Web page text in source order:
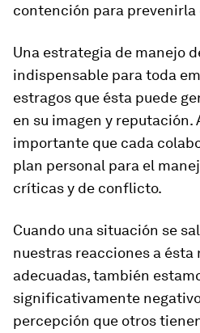
contención para prevenirla
Una estrategia de manejo
indispensable para toda
estragos que ésta puede
en su imagen y reputación.
importante que cada
plan personal para el
críticas y de conflicto.
Cuando una situación se
nuestras reacciones a ésta
adecuadas, también
significativamente
percepción que otros